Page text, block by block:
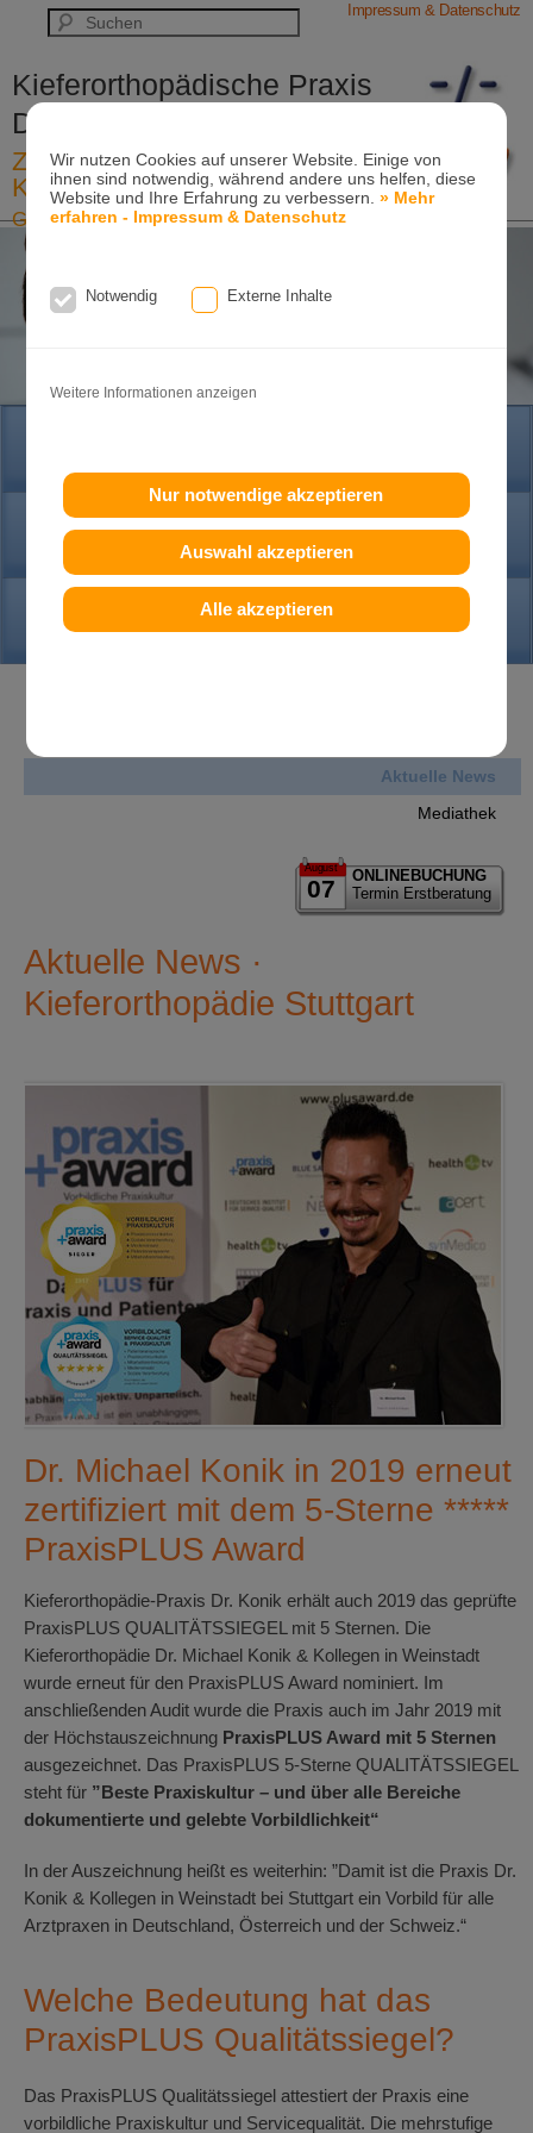
Wir nutzen Cookies auf unserer Website. Einige von
ihnen sind notwendig, während andere uns helfen, diese
Website und Ihre Erfahrung zu verbessern.» Mehr
erfahren - Impressum & Datenschutz
Notwendig Externe Inhalte
Weitere Informationen anzeigen
Nur notwendige akzeptieren
Auswahl akzeptieren
Alle akzeptieren
Impressum & Datenschutz
Kieferorthopädische Praxis
Dr. Konik & Kollegen
Zahn- und Kieferregulierungen für
Kinder und Erwachsene
Ganzheitliche-Kieferorthopädie
Erwachsenen-Kieferorthopädie
Tel. +49
PRAXIS
KONTAKT
Aktuelle News
Mediathek
August
07
ONLINEBUCHUNG
Termin Erstberatung
Aktuelle News ·
Kieferorthopädie Stuttgart
Dr. Michael Konik in 2019 erneut
zertifiziert mit dem 5-Sterne *****
PraxisPLUS Award
Kieferorthopädie-Praxis Dr. Konik erhält auch 2019 das ge­prüf­te
PraxisPLUS QUALITÄTS­SIEGEL mit 5 Sternen. Die
Kieferorthopädie Dr. Michael Konik & Kollegen in Weinstadt
wurde erneut für den PraxisPLUS Award nominiert. Im
anschließenden Audit wurde die Praxis auch im Jahr 2019 mit
der Höchstauszeichnung PraxisPLUS Award mit 5 Sternen
ausgezeichnet. Das PraxisPLUS 5-Sterne QUALITÄTSSIEGEL
steht für ”Beste Praxiskultur – und über alle Bereiche
dokumentierte und gelebte Vorbildlichkeit“
In der Auszeichnung heißt es weiterhin: ”Damit ist die Praxis Dr.
Konik & Kollegen in Weinstadt bei Stuttgart ein Vorbild für alle
Arztpraxen in Deutschland, Österreich und der Schweiz.“
Welche Bedeutung hat das
PraxisPLUS Qualitätssiegel?
Das PraxisPLUS Qualitätssiegel attestiert der Praxis eine
vorbildliche Praxiskultur und Servicequalität. Die mehrstufige